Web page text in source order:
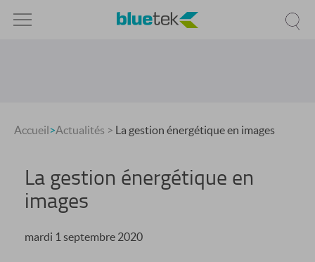
Accueil>Actualités > La gestion énergétique en images
La gestion énergétique en
images
mardi 1 septembre 2020